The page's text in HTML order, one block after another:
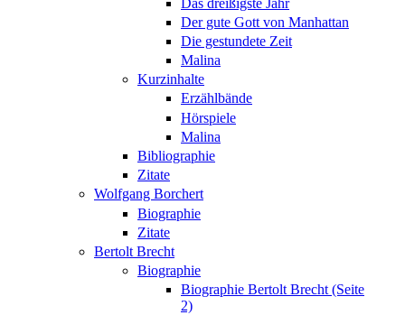
Der gute Gott von Manhattan
Die gestundete Zeit
Malina
Kurzinhalte
Erzählbände
Hörspiele
Malina
Bibliographie
Zitate
Wolfgang Borchert
Biographie
Zitate
Bertolt Brecht
Biographie
Biographie Bertolt Brecht (Seite
2)